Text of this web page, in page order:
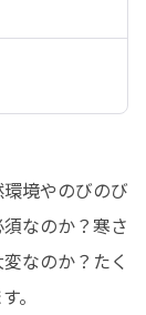
境やのびのび
なのか？寒さ
なのか？たく
。